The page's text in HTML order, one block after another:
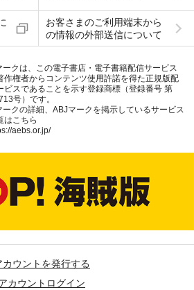
お客さまのご利用端末から
の情報の外部送信について
ークは、この電子書店・電子書籍配信サービス
作権者からコンテンツ使用許諾を得た正規版配
ビスであることを示す登録商標（登録番号 第
号）です。
ークの詳細、ABJマークを掲示しているサービス
はこちら
aebs.or.jp/
カウントを発行する
カウントログイン